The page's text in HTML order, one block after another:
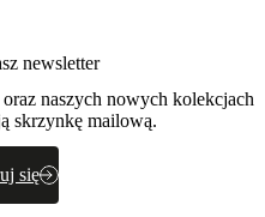
newsletter
naszych nowych kolekcjach
skrzynkę mailową.
się